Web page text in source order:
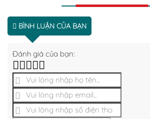
BÌNH LUẬN CỦA BẠN
Đánh giá của bạn: